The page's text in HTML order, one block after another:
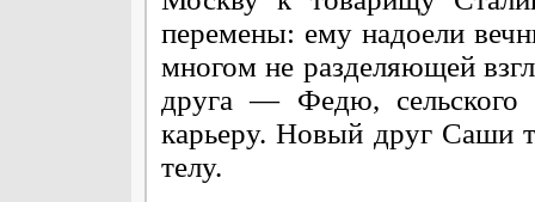
перемены: ему надоели
многом не разделяющей
друга — Федю, сельского
карьеру. Новый друг Саши
телу.